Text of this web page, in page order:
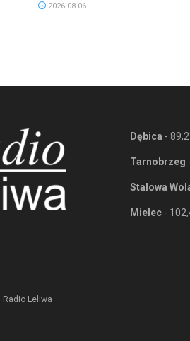
2026-08-06
Dębica -
Tarnobrzeg
Stalowa
Mielec -
Leliwa